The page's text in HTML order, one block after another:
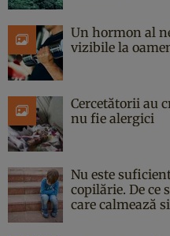
Un hormon al
vizibile la
Cercetătorii au
nu fie alergici
Nu este
copilărie. De
care calmează